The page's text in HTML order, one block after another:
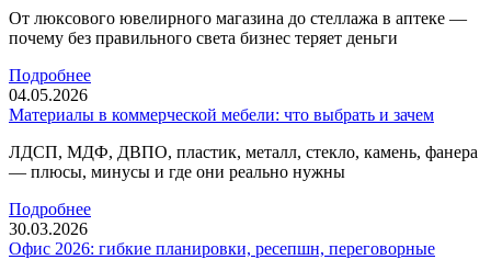
От люксового ювелирного магазина до стеллажа в аптеке —
почему без правильного света бизнес теряет деньги
Подробнее
04.05.2026
Материалы в коммерческой мебели: что выбрать и зачем
ЛДСП, МДФ, ДВПО, пластик, металл, стекло, камень, фанера
— плюсы, минусы и где они реально нужны
Подробнее
30.03.2026
Офис 2026: гибкие планировки, ресепшн, переговорные